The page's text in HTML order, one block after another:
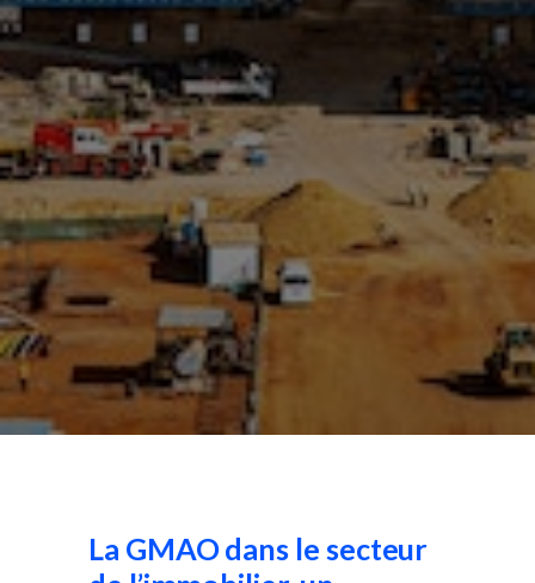
La GMAO dans le secteur